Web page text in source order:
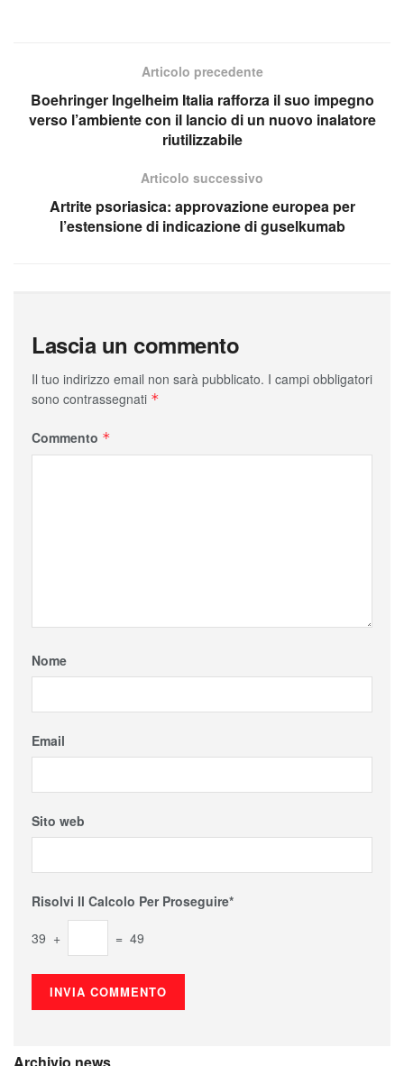
Articolo precedente
Boehringer Ingelheim Italia rafforza il suo impegno
verso l’ambiente con il lancio di un nuovo inalatore
riutilizzabile
Articolo successivo
Artrite psoriasica: approvazione europea per
l’estensione di indicazione di guselkumab
Lascia un commento
Il tuo indirizzo email non sarà pubblicato. I campi obbligatori
sono contrassegnati *
Commento *
Nome
Email
Sito web
Risolvi Il Calcolo Per Proseguire*
39 + = 49
Archivio news